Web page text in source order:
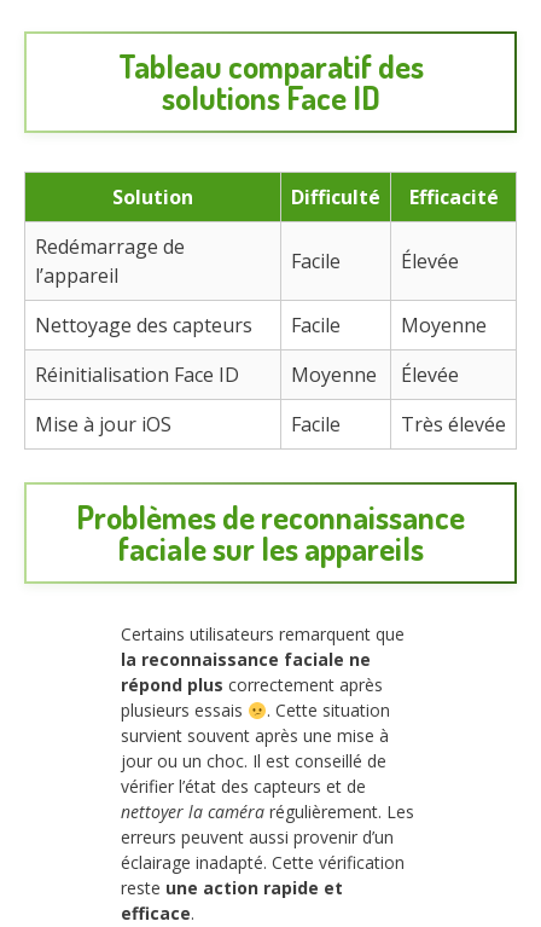
Tableau comparatif des
solutions Face ID
Solution Difficulté
Efficacité
Redémarrage de
l’appareil
Facile Élevée
Nettoyage des capteurs Facile
Moyenne
Réinitialisation Face ID
Moyenne
Élevée
Mise à jour iOS
Facile Très élevée
Problèmes de reconnaissance
faciale sur les appareils
Certains utilisateurs remarquent que
la reconnaissance faciale ne
répond plus correctement après
plusieurs essais
. Cette situation
survient souvent après une mise à
jour ou un choc. Il est conseillé de
vérifier l’état des capteurs et de
nettoyer la caméra régulièrement. Les
erreurs peuvent aussi provenir d’un
éclairage inadapté. Cette vérification
reste une action rapide et
efficace.